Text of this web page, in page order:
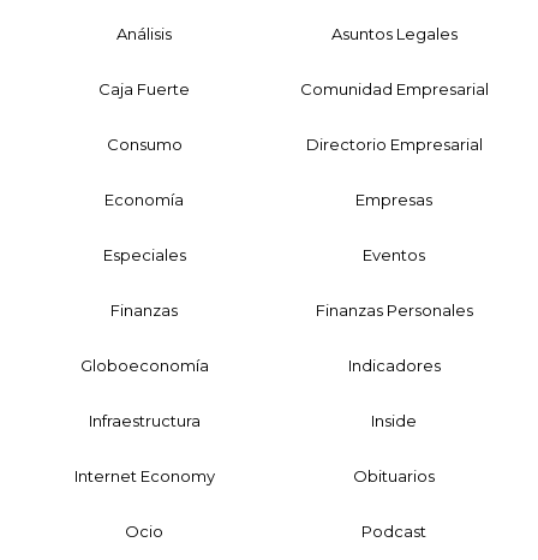
Análisis Asuntos Legales
Caja Fuerte Comunidad Empresarial
Consumo Directorio Empresarial
Economía Empresas
Especiales Eventos
Finanzas Finanzas Personales
Globoeconomía Indicadores
Infraestructura Inside
Internet Economy Obituarios
Ocio Podcast